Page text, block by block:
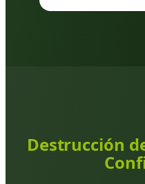
Destrucción